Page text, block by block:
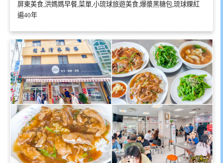
屏東美食,洪媽媽早餐,菜單,小琉球旅遊美食,爆漿黑糖包,琉球粿紅
遍40年